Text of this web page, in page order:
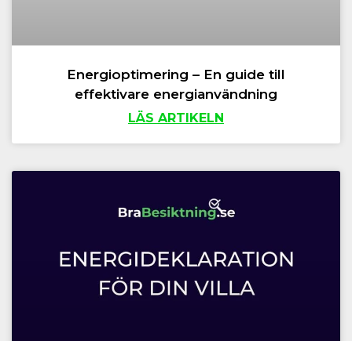
Energioptimering – En guide till
effektivare energianvändning
LÄS ARTIKELN